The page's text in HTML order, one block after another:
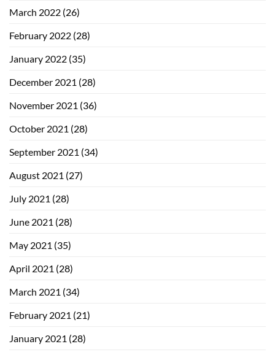
March 2022 (26)
February 2022 (28)
January 2022 (35)
December 2021 (28)
November 2021 (36)
October 2021 (28)
September 2021 (34)
August 2021 (27)
July 2021 (28)
June 2021 (28)
May 2021 (35)
April 2021 (28)
March 2021 (34)
February 2021 (21)
January 2021 (28)